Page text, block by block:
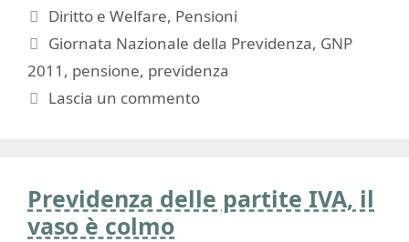
Categorie
Diritto e Welfare, Pensioni
Tag
Giornata Nazionale della Previdenza, GNP
2011 , pensione, previdenza
Lascia un commento
Previdenza delle partite IVA, il
vaso è colmo